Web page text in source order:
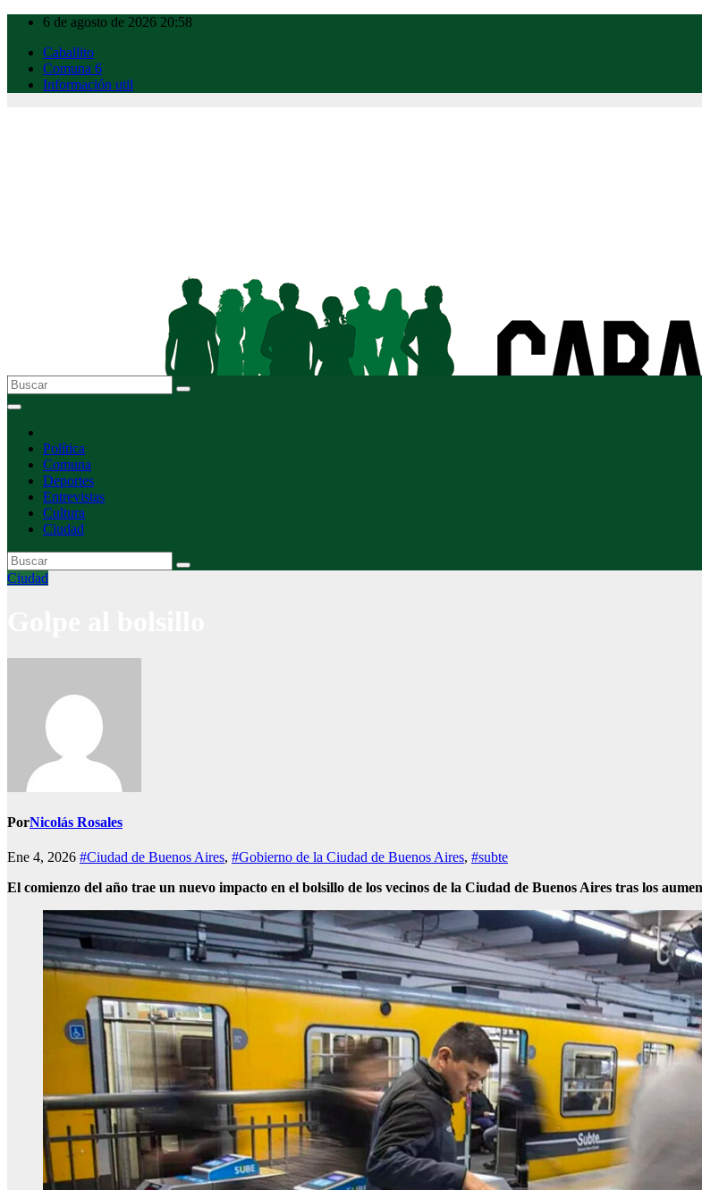
contenido
6 de agosto de 2026 20:58
Caballito
Comuna 6
Información util
Política
Comuna
Deportes
Entrevistas
Cultura
Ciudad
Ciudad
PorNicolás Rosales
Ene 4, 2026 #Ciudad de Buenos Aires, #Gobierno de la Ciudad de Buenos Aires, #subte
El comienzo del año trae un nuevo impacto en el bolsillo de los vecinos de la Ciudad de Buenos Aires tras los